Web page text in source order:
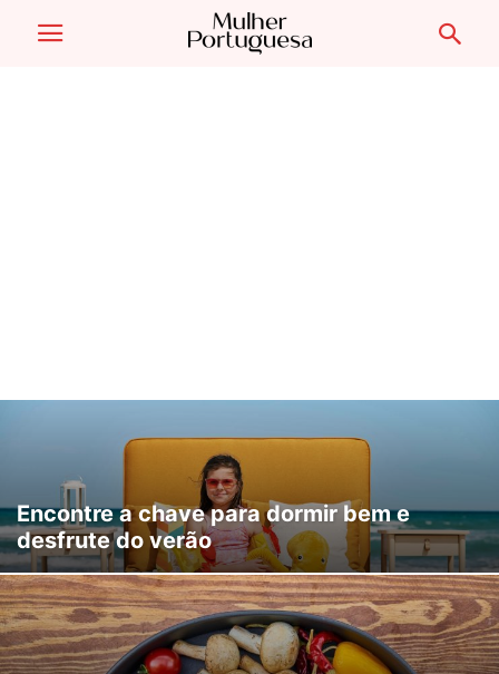
Encontre a chave para dormir bem e
desfrute do verão